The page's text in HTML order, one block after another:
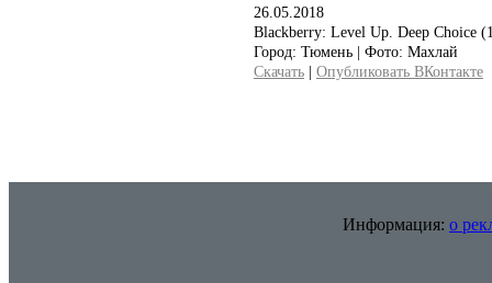
26.05.2018
Blackberry: Level Up. Deep Choice
Город: Тюмень | Фото: Махлай
Скачать
Опубликовать ВКонтакте
Информация: о